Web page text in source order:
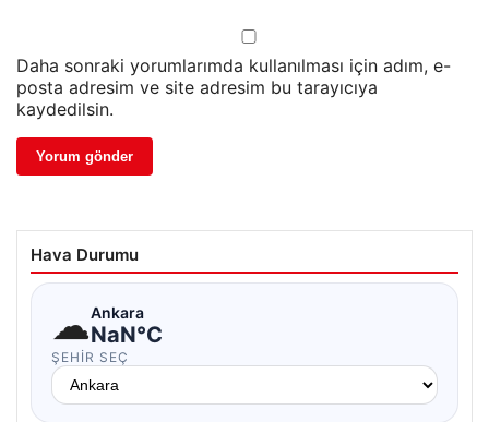
Daha sonraki yorumlarımda kullanılması için adım, e-
posta adresim ve site adresim bu tarayıcıya
kaydedilsin.
Hava Durumu
☁Ankara
NaN°C
ŞEHIR SEÇ